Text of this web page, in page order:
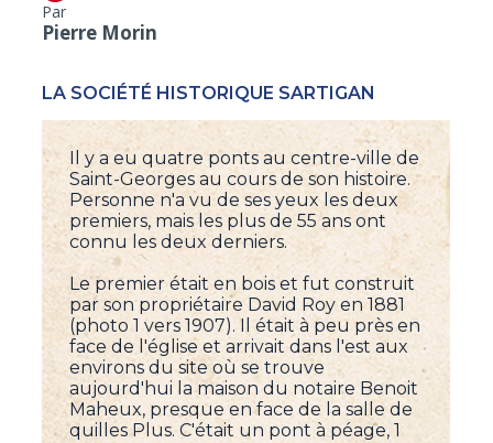
Par
Pierre Morin
LA SOCIÉTÉ HISTORIQUE SARTIGAN
Il y a eu quatre ponts au centre-ville de
Saint-Georges au cours de son histoire.
Personne n'a vu de ses yeux les deux
premiers, mais les plus de 55 ans ont
connu les deux derniers.
Le premier était en bois et fut construit
par son propriétaire David Roy en 1881
(photo 1 vers 1907). Il était à peu près en
face de l'église et arrivait dans l'est aux
environs du site où se trouve
aujourd'hui la maison du notaire Benoit
Maheux, presque en face de la salle de
quilles Plus. C'était un pont à péage, 1